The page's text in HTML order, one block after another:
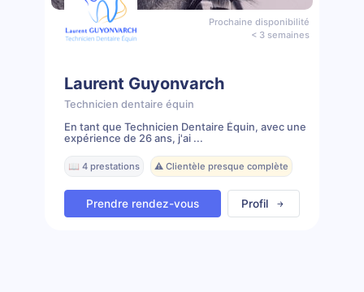
Prochaine disponibilité
< 3 semaines
Laurent Guyonvarch
Technicien dentaire équin
En tant que Technicien Dentaire Équin, avec une
expérience de 26 ans, j'ai ...
📖 4 prestations ⚠️ Clientèle presque complète
Prendre rendez-vous Profil